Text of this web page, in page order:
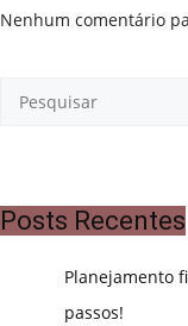
Nenhum comentário
Posts Recentes
Planejamento
passos!